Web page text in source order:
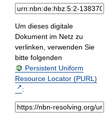
Um dieses digitale
Dokument im Netz zu
verlinken, verwenden Sie
bitte folgenden
Persistent Uniform
Resource Locator (PURL)
: